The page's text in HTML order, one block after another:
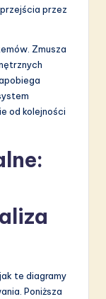
przez
Zmusza
od kolejności
te diagramy
Poniższa